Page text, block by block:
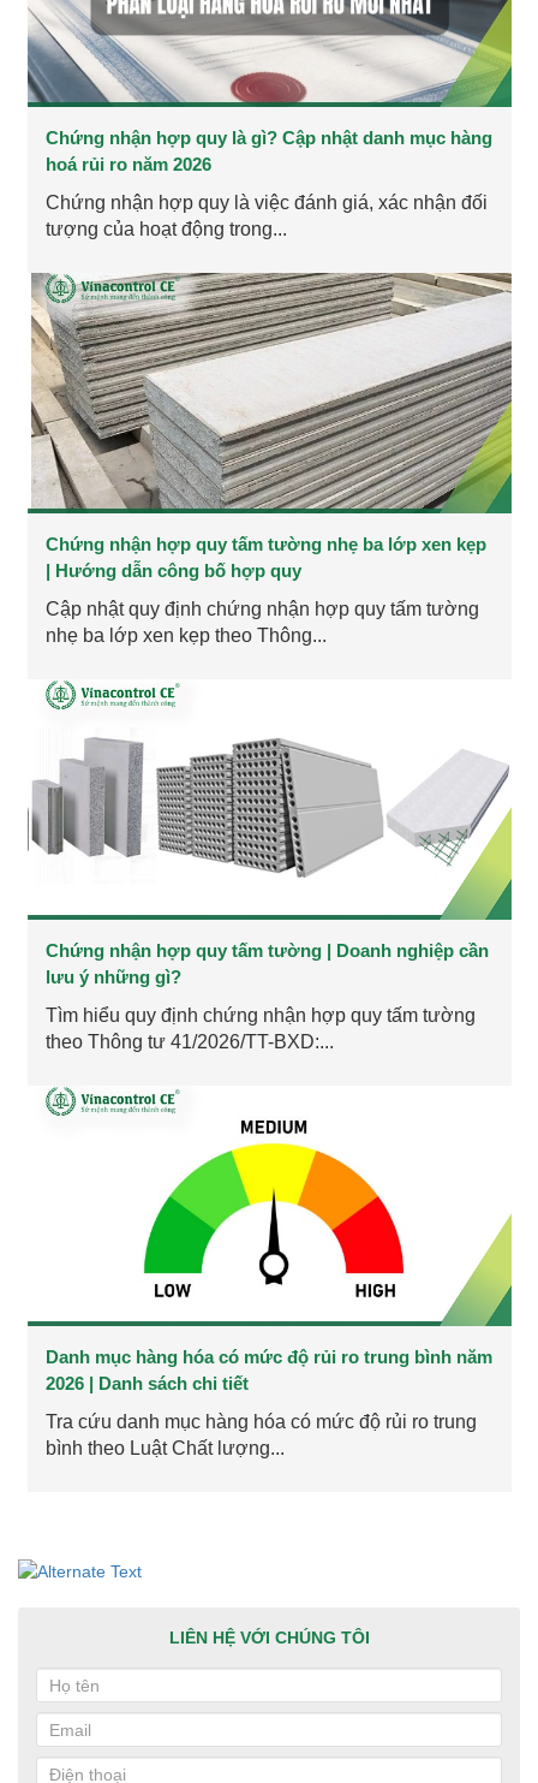
Chứng nhận hợp quy là gì? Cập nhật danh mục hàng
hoá rủi ro năm 2026
Chứng nhận hợp quy là việc đánh giá, xác nhận đối
tượng của hoạt động trong...
Chứng nhận hợp quy tấm tường nhẹ ba lớp xen kẹp
| Hướng dẫn công bố hợp quy
Cập nhật quy định chứng nhận hợp quy tấm tường
nhẹ ba lớp xen kẹp theo Thông...
Chứng nhận hợp quy tấm tường | Doanh nghiệp cần
lưu ý những gì?
Tìm hiểu quy định chứng nhận hợp quy tấm tường
theo Thông tư 41/2026/TT-BXD:...
Danh mục hàng hóa có mức độ rủi ro trung bình năm
2026 | Danh sách chi tiết
Tra cứu danh mục hàng hóa có mức độ rủi ro trung
bình theo Luật Chất lượng...
LIÊN HỆ VỚI CHÚNG TÔI